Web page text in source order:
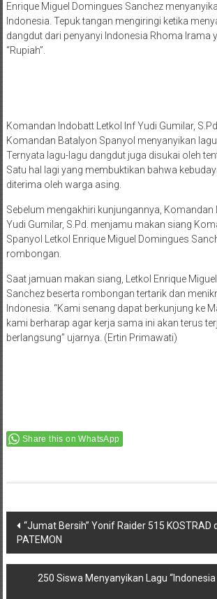
Enrique Miguel Domingues Sanchez
Indonesia. Tepuk tangan mengiringi ketika
dangdut dari penyanyi Indonesia Rhoma Irama
“Rupiah”.
Komandan Indobatt Letkol Inf Yudi Gumilar,
Komandan Batalyon Spanyol menyanyikan
Ternyata lagu-lagu dangdut juga disukai oleh
Satu hal lagi yang membuktikan bahwa
diterima oleh warga asing.
Sebelum mengakhiri kunjungannya, Komandan
Yudi Gumilar, S.Pd. menjamu makan siang
Spanyol Letkol Enrique Miguel Domingues
rombongan.
Saat jamuan makan siang, Letkol Enrique
Sanchez beserta rombongan tertarik dan
Indonesia. “Kami senang dapat berkunjung ke
kami berharap agar kerja sama ini akan terus
berlangsung” ujarnya. (Ertin Primawati)
Share this on WhatsApp
Post
navigation
“Jumat Bersih” Yonif Raider 515 KOSTRAD
PATEMON
250 Siswa Menyanyikan Lagu “Indonesia